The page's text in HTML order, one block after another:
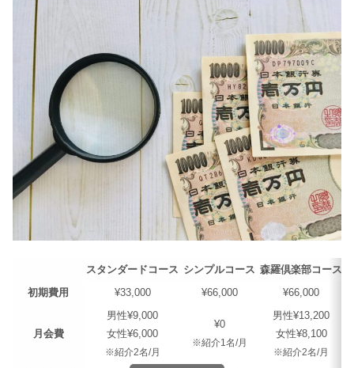
スタンダードコース シンプルコース 森羅倶楽部コース
初期費用
¥33,000 ¥66,000 ¥66,000
月会費
男性¥9,000
女性¥6,000
※紹介2名/月
¥0
※紹介1名/月
男性¥13,200
女性¥8,100
※紹介2名/月